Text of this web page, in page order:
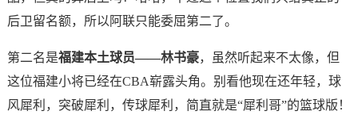
后卫留名额，所以阿联只能委屈第二了。
第二名是福建本土球员——林书豪，虽然听起来不太像，但
这位福建小将已经在CBA崭露头角。别看他现在还年轻，球
风犀利，突破犀利，传球犀利，简直就是“犀利哥”的篮球版！